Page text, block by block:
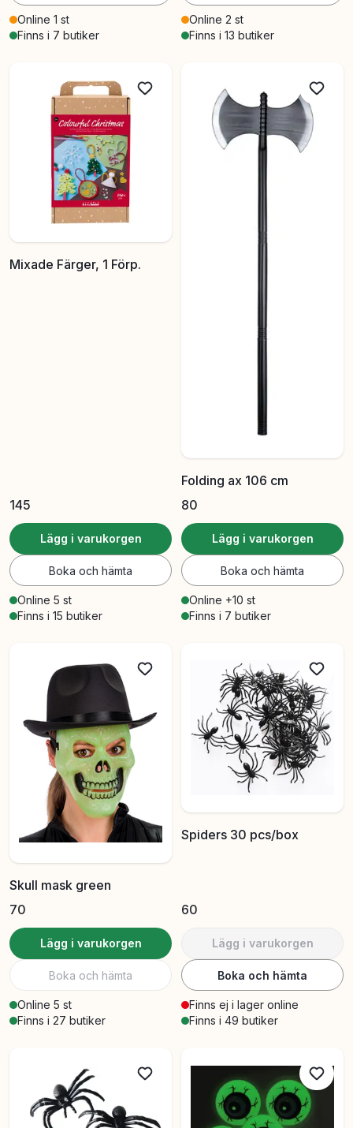
Online 1 st
Finns i 7 butiker
Online 2 st
Finns i 13 butiker
Mixade Färger, 1 Förp.
145
Lägg i varukorgen
Boka och hämta
Online 5 st
Finns i 15 butiker
Folding ax 106 cm
80
Lägg i varukorgen
Boka och hämta
Online +10 st
Finns i 7 butiker
Skull mask green
70
Lägg i varukorgen
Boka och hämta
Online 5 st
Finns i 27 butiker
Spiders 30 pcs/box
60
Lägg i varukorgen
Boka och hämta
Finns ej i lager online
Finns i 49 butiker